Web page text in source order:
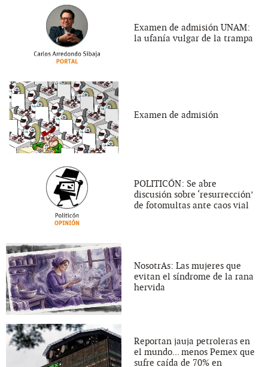
Examen de admisión UNAM:
la ufanía vulgar de la trampa
Examen de admisión
POLITICÓN: Se abre
discusión sobre ‘resurrección’
de fotomultas ante caos vial
NosotrAs: Las mujeres que
evitan el síndrome de la rana
hervida
Reportan jauja petroleras en
el mundo... menos Pemex que
sufre caída de 70% en